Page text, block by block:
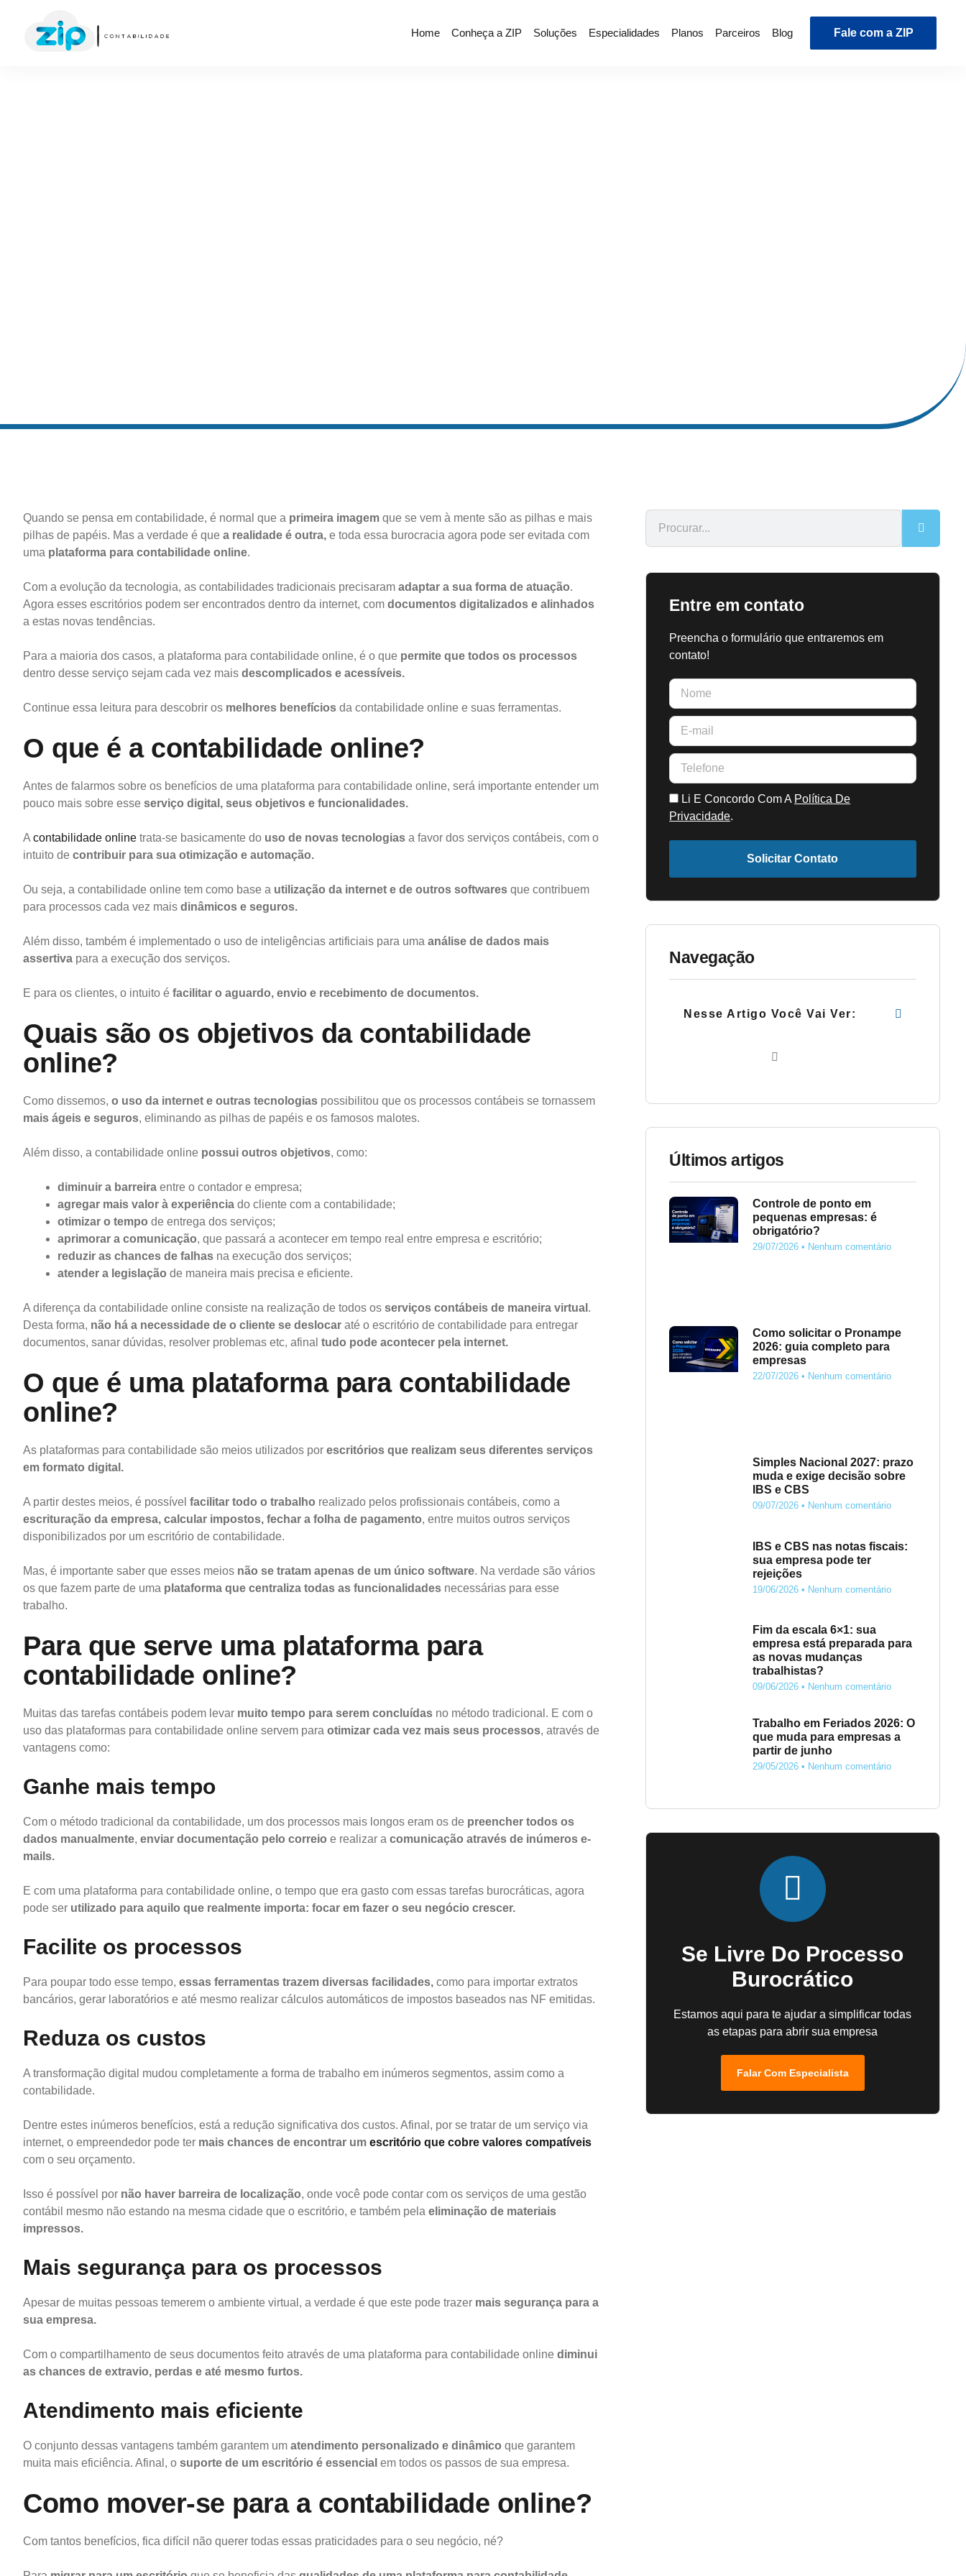
Home Conheça a ZIP Soluções Especialidades Planos Parceiros Blog Fale com a ZIP
Quando se pensa em contabilidade, é normal que a primeira imagem que se vem à mente são as pilhas e mais
pilhas de papéis. Mas a verdade é que a realidade é outra, e toda essa burocracia agora pode ser evitada com
uma plataforma para contabilidade online.
Com a evolução da tecnologia, as contabilidades tradicionais precisaram adaptar a sua forma de atuação.
Agora esses escritórios podem ser encontrados dentro da internet, com documentos digitalizados e alinhados
a estas novas tendências.
Para a maioria dos casos, a plataforma para contabilidade online, é o que permite que todos os processos
dentro desse serviço sejam cada vez mais descomplicados e acessíveis.
Continue essa leitura para descobrir os melhores benefícios da contabilidade online e suas ferramentas.
O que é a contabilidade online?
Antes de falarmos sobre os benefícios de uma plataforma para contabilidade online, será importante entender um
pouco mais sobre esse serviço digital, seus objetivos e funcionalidades.
A contabilidade online trata-se basicamente do uso de novas tecnologias a favor dos serviços contábeis, com o
intuito de contribuir para sua otimização e automação.
Ou seja, a contabilidade online tem como base a utilização da internet e de outros softwares que contribuem
para processos cada vez mais dinâmicos e seguros.
Além disso, também é implementado o uso de inteligências artificiais para uma análise de dados mais
assertiva para a execução dos serviços.
E para os clientes, o intuito é facilitar o aguardo, envio e recebimento de documentos.
Quais são os objetivos da contabilidade
online?
Como dissemos, o uso da internet e outras tecnologias possibilitou que os processos contábeis se tornassem
mais ágeis e seguros, eliminando as pilhas de papéis e os famosos malotes.
Além disso, a contabilidade online possui outros objetivos, como:
diminuir a barreira entre o contador e empresa;
agregar mais valor à experiência do cliente com a contabilidade;
otimizar o tempo de entrega dos serviços;
aprimorar a comunicação, que passará a acontecer em tempo real entre empresa e escritório;
reduzir as chances de falhas na execução dos serviços;
atender a legislação de maneira mais precisa e eficiente.
A diferença da contabilidade online consiste na realização de todos os serviços contábeis de maneira virtual .
Desta forma, não há a necessidade de o cliente se deslocar até o escritório de contabilidade para entregar
documentos, sanar dúvidas, resolver problemas etc, afinal tudo pode acontecer pela internet.
O que é uma plataforma para contabilidade
online?
As plataformas para contabilidade são meios utilizados por escritórios que realizam seus diferentes serviços
em formato digital.
A partir destes meios, é possível facilitar todo o trabalho realizado pelos profissionais contábeis, como a
escrituração da empresa, calcular impostos, fechar a folha de pagamento, entre muitos outros serviços
disponibilizados por um escritório de contabilidade.
Mas, é importante saber que esses meios não se tratam apenas de um único software. Na verdade são vários
os que fazem parte de uma plataforma que centraliza todas as funcionalidades necessárias para esse
trabalho.
Para que serve uma plataforma para
contabilidade online?
Muitas das tarefas contábeis podem levar muito tempo para serem concluídas no método tradicional. E com o
uso das plataformas para contabilidade online servem para otimizar cada vez mais seus processos, através de
vantagens como:
Ganhe mais tempo
Com o método tradicional da contabilidade, um dos processos mais longos eram os de preencher todos os
dados manualmente, enviar documentação pelo correio e realizar a comunicação através de inúmeros e-
mails.
E com uma plataforma para contabilidade online, o tempo que era gasto com essas tarefas burocráticas, agora
pode ser utilizado para aquilo que realmente importa: focar em fazer o seu negócio crescer.
Facilite os processos
Para poupar todo esse tempo, essas ferramentas trazem diversas facilidades, como para importar extratos
bancários, gerar laboratórios e até mesmo realizar cálculos automáticos de impostos baseados nas NF emitidas.
Reduza os custos
A transformação digital mudou completamente a forma de trabalho em inúmeros segmentos, assim como a
contabilidade.
Dentre estes inúmeros benefícios, está a redução significativa dos custos. Afinal, por se tratar de um serviço via
internet, o empreendedor pode ter mais chances de encontrar um escritório que cobre valores compatíveis
com o seu orçamento.
Isso é possível por não haver barreira de localização, onde você pode contar com os serviços de uma gestão
contábil mesmo não estando na mesma cidade que o escritório, e também pela eliminação de materiais
impressos.
Mais segurança para os processos
Apesar de muitas pessoas temerem o ambiente virtual, a verdade é que este pode trazer mais segurança para a
sua empresa.
Com o compartilhamento de seus documentos feito através de uma plataforma para contabilidade online diminui
as chances de extravio, perdas e até mesmo furtos.
Atendimento mais eficiente
O conjunto dessas vantagens também garantem um atendimento personalizado e dinâmico que garantem
muita mais eficiência. Afinal, o suporte de um escritório é essencial em todos os passos de sua empresa.
Como mover-se para a contabilidade online?
Com tantos benefícios, fica difícil não querer todas essas praticidades para o seu negócio, né?
Entre em contato
Preencha o formulário que entraremos em
contato!
Li E Concordo Com A Política De
Privacidade.
Solicitar Contato
Navegação
Nesse Artigo Você Vai Ver:
Últimos artigos
Controle de ponto em
pequenas empresas: é
obrigatório?
29/07/2026 Nenhum comentário
Como solicitar o Pronampe
2026: guia completo para
empresas
22/07/2026 Nenhum comentário
Simples Nacional 2027: prazo
muda e exige decisão sobre
IBS e CBS
09/07/2026 Nenhum comentário
IBS e CBS nas notas fiscais:
sua empresa pode ter
rejeições
19/06/2026 Nenhum comentário
Fim da escala 6×1: sua
empresa está preparada para
as novas mudanças
trabalhistas?
09/06/2026 Nenhum comentário
Trabalho em Feriados 2026: O
que muda para empresas a
partir de junho
29/05/2026 Nenhum comentário
Se Livre Do Processo
Burocrático
Estamos aqui para te ajudar a simplificar todas
as etapas para abrir sua empresa
Falar Com Especialista